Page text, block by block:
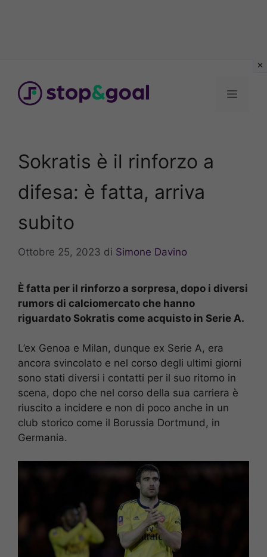
contenuto
Menu
Sokratis è il rinforzo a
difesa: è fatta, arriva
subito
Ottobre 25, 2023 di Simone Davino
È fatta per il rinforzo a sorpresa, dopo i diversi
rumors di calciomercato che hanno
riguardato Sokratis come acquisto in Serie A.
L’ex Genoa e Milan, dunque ex Serie A, era
ancora svincolato e nel corso degli ultimi giorni
sono stati diversi i contatti per il suo ritorno in
scena, dopo che nel corso della sua carriera è
riuscito a incidere e non di poco anche in un
club storico come il Borussia Dortmund, in
Germania.